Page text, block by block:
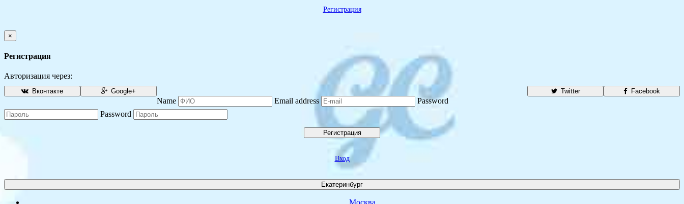
Регистрация
×
Регистрация
Авторизация через:
Facebook
Вконтакте Twitter
Google+
Name Email address
Password
Password
Регистрация
Вход
Екатеринбург